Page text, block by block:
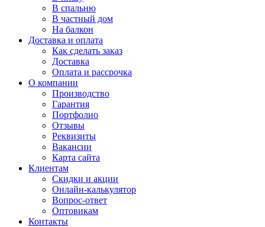
В спальню
В частный дом
На балкон
Доставка и оплата
Как сделать заказ
Доставка
Оплата и рассрочка
О компании
Производство
Гарантия
Портфолио
Отзывы
Реквизиты
Вакансии
Карта сайта
Клиентам
Скидки и акции
Онлайн-калькулятор
Вопрос-ответ
Оптовикам
Контакты